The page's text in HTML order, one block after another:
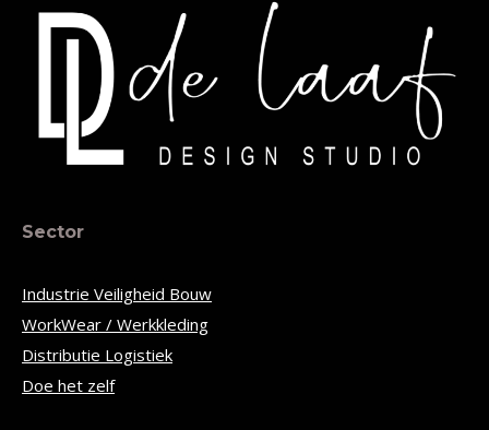
Sector
Industrie Veiligheid Bouw
WorkWear / Werkkleding
Distributie Logistiek
Doe het zelf